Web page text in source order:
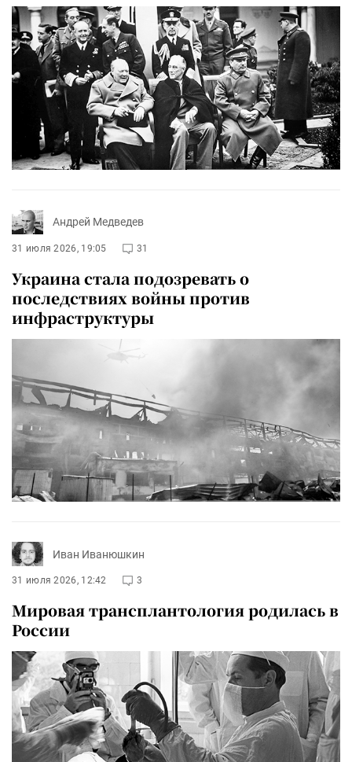
Андрей Медведев
31 июля 2026, 19:05 31
Украина стала подозревать о
последствиях войны против
инфраструктуры
Иван Иванюшкин
31 июля 2026, 12:42 3
Мировая трансплантология родилась в
России